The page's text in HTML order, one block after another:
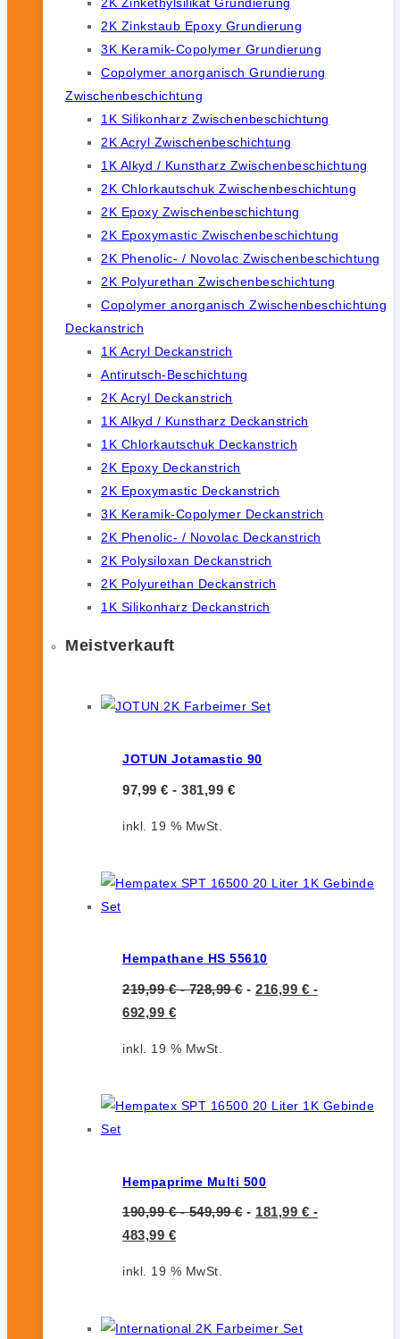
2K Zinkstaub Epoxy Grundierung
3K Keramik-Copolymer Grundierung
Copolymer anorganisch Grundierung
Zwischenbeschichtung
1K Silikonharz Zwischenbeschichtung
2K Acryl Zwischenbeschichtung
1K Alkyd / Kunstharz Zwischenbeschichtung
2K Chlorkautschuk Zwischenbeschichtung
2K Epoxy Zwischenbeschichtung
2K Epoxymastic Zwischenbeschichtung
2K Phenolic- / Novolac Zwischenbeschichtung
2K Polyurethan Zwischenbeschichtung
Copolymer anorganisch Zwischenbeschichtung
Deckanstrich
1K Acryl Deckanstrich
Antirutsch-Beschichtung
2K Acryl Deckanstrich
1K Alkyd / Kunstharz Deckanstrich
1K Chlorkautschuk Deckanstrich
2K Epoxy Deckanstrich
2K Epoxymastic Deckanstrich
3K Keramik-Copolymer Deckanstrich
2K Phenolic- / Novolac Deckanstrich
2K Polysiloxan Deckanstrich
2K Polyurethan Deckanstrich
1K Silikonharz Deckanstrich
Meistverkauft
JOTUN Jotamastic 90
97,99 € - 381,99 €
inkl. 19 % MwSt.
Hempathane HS 55610
219,99€-728,99€- 216,99 € -
692,99 €
inkl. 19 % MwSt.
Hempaprime Multi 500
190,99€-549,99€- 181,99 € -
483,99 €
inkl. 19 % MwSt.